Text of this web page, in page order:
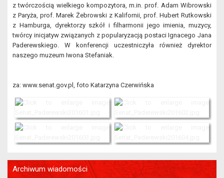
z twórczością wielkiego kompozytora, m.in. prof. Adam Wibrowski
z Paryża, prof. Marek Żebrowski z Kalifornii, prof. Hubert Rutkowski
z Hamburga, dyrektorzy szkół i filharmonii jego imienia, muzycy,
twórcy inicjatyw związanych z popularyzacją postaci Ignacego Jana
Paderewskiego. W konferencji uczestniczyła również dyrektor
naszego muzeum Iwona Stefaniak.
za: www.senat.gov.pl, foto Katarzyna Czerwińska
Archiwum wiadomości